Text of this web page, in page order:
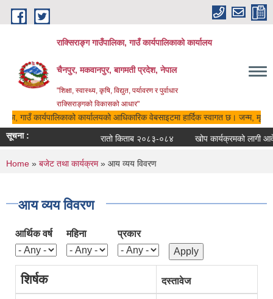
Skip to main content
राक्सिराङ्ग गाउँपालिका, गाउँ कार्यपालिकाको कार्यालय
चैनपुर, मकवानपुर, बागमती प्रदेश, नेपाल
"शिक्षा, स्वास्थ्य, कृषि, विद्युत, पर्यावरण र पुर्वाधार
राक्सिराङ्गको विकासको आधार"
गाउँ कार्यपालिकाको कार्यालयको आधिकारिक वेबसाइटमा हार्दिक स्वागत छ। जन्म,
सूचना :
रातो किताब २०८३-०८४ खोप कार्यक्रमको लागी
You are here
Home » बजेट तथा कार्यक्रम» आय व्यय विवरण
आय व्यय विवरण
आर्थिक वर्ष महिना प्रकार
शिर्षक दस्तावेज